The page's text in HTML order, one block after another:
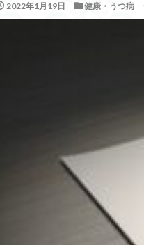
2022年1月19日 健康・うつ病